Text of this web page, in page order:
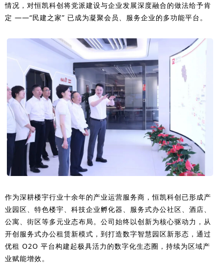
情况， 对恒凯科创将党派建设与企业发展深度融合的做法给予肯
定 ——“民建之家” 已成为凝聚会员、服务企业的多功能平台。
作为深耕楼宇行业十余年的产业运营服务商，恒凯科创已形成产
业园区、特色楼宇、科技企业孵化器、服务式办公社区、酒店、
公寓、街区等多元业态布局。公司始终以创新为核心驱动力，从
开创服务式办公租赁新模式，到打造数字智慧园区新形态，通过
优租 O2O 平台构建起极具活力的数字化生态圈，持续为区域产
业赋能增效。